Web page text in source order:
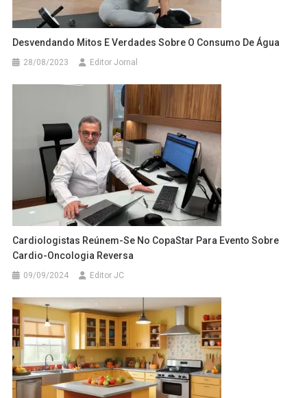
Desvendando Mitos E Verdades Sobre O Consumo De Água
28/08/2023 Editor Jornal
Cardiologistas Reúnem-Se No CopaStar Para Evento Sobre
Cardio-Oncologia Reversa
09/09/2024 Editor JC